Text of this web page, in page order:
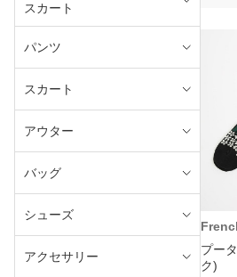
スカート
パンツ
スカート
アウター
バッグ
シューズ
アクセサリー
プー
ク)